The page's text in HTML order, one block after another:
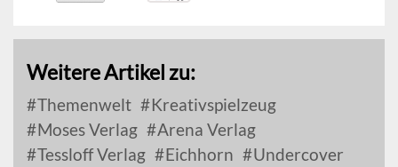
Weitere Artikel zu:
Themenwelt
Kreativspielzeug
Moses Verlag
Arena Verlag
Tessloff Verlag
Eichhorn
Undercover